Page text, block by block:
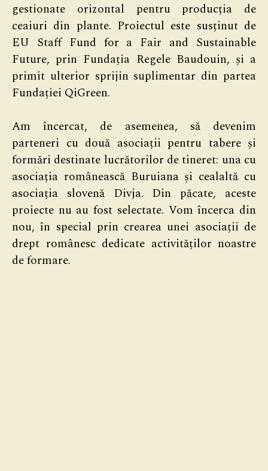
gestionate orizontal pentru producția de
ceaiuri din plante. Proiectul este susținut de
EU Staff Fund for a Fair and Sustainable
Future, prin Fundația Regele Baudouin, și a
primit ulterior sprijin suplimentar din partea
Fundației QiGreen.
Am încercat, de asemenea, să devenim
parteneri cu două asociații pentru tabere și
formări destinate lucrătorilor de tineret: una cu
asociația românească Buruiana și cealaltă cu
asociația slovenă Divja. Din păcate, aceste
proiecte nu au fost selectate. Vom încerca din
nou, în special prin crearea unei asociații de
drept românesc dedicate activităților noastre
de formare.